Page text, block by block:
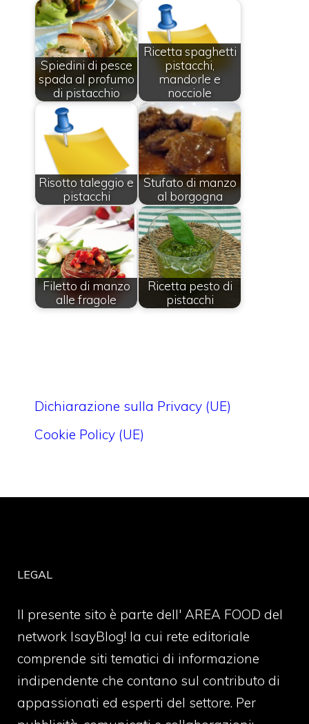
Spiedini di pesce
spada al profumo
di pistacchio
Ricetta spaghetti
pistacchi,
mandorle e
nocciole
Risotto taleggio e
pistacchi
Stufato di manzo
al borgogna
Filetto di manzo
alle fragole
Ricetta pesto di
pistacchi
Dichiarazione sulla Privacy (UE)
Cookie Policy (UE)
LEGAL
Il presente sito è parte dell' AREA FOOD del
network IsayBlog! la cui rete editoriale
comprende siti tematici di informazione
indipendente che contano sul contributo di
appassionati ed esperti del settore. Per